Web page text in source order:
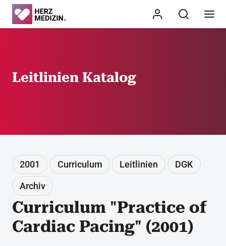
Leitlinien Katalog
2001 Curriculum Leitlinien DGK
Archiv
Curriculum "Practice of
Cardiac Pacing" (2001)